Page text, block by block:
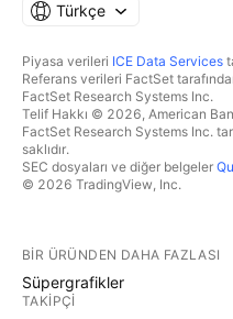
Türkçe
Piyasa verileri ICE Data Services
Referans verileri FactSet
FactSet Research Systems Inc.
Telif Hakkı © 2026, American
FactSet Research Systems Inc.
saklıdır.
SEC dosyaları ve diğer belgeler
© 2026 TradingView, Inc.
BIR ÜRÜNDEN DAHA FAZLASI
Süpergrafikler
TAKIPÇI